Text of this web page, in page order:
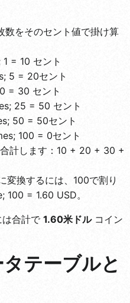
数をそのセント値で掛け算
= 10 セント
5 = 20セント
= 30 セント
25 = 50 セント
50 = 50セント
100 = 0セント
計します：10 + 20 + 30 +
変換するには、100で割り
100 = 1.60 USD。
は合計で 1.60米ドルコイン
テーブルと